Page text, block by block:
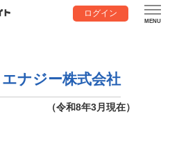
ログイン
ナジー株式会社
（令和8年3月現在）